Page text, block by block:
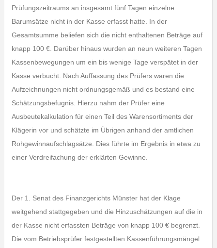
Prüfungszeitraums an insgesamt fünf Tagen einzelne
Barumsätze nicht in der Kasse erfasst hatte. In der
Gesamtsumme beliefen sich die nicht enthaltenen Beträge auf
knapp 100 €. Darüber hinaus wurden an neun weiteren Tagen
Kassenbewegungen um ein bis wenige Tage verspätet in der
Kasse verbucht. Nach Auffassung des Prüfers waren die
Aufzeichnungen nicht ordnungsgemäß und es bestand eine
Schätzungsbefugnis. Hierzu nahm der Prüfer eine
Ausbeutekalkulation für einen Teil des Warensortiments der
Klägerin vor und schätzte im Übrigen anhand der amtlichen
Rohgewinnaufschlagsätze. Dies führte im Ergebnis in etwa zu
einer Verdreifachung der erklärten Gewinne.
Der 1. Senat des Finanzgerichts Münster hat der Klage
weitgehend stattgegeben und die Hinzuschätzungen auf die in
der Kasse nicht erfassten Beträge von knapp 100 € begrenzt.
Die vom Betriebsprüfer festgestellten Kassenführungsmängel